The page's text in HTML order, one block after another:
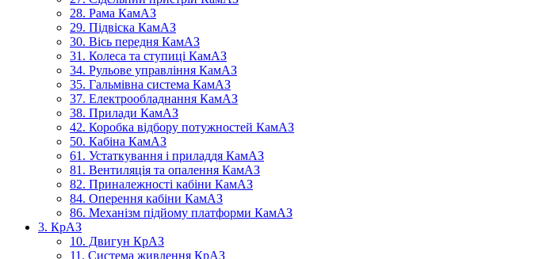
28. Рама КамАЗ
29. Підвіска КамАЗ
30. Вісь передня КамАЗ
31. Колеса та ступиці КамАЗ
34. Рульове управління КамАЗ
35. Гальмівна система КамАЗ
37. Електрообладнання КамАЗ
38. Прилади КамАЗ
42. Коробка відбору потужностей КамАЗ
50. Кабіна КамАЗ
61. Устаткування і приладдя КамАЗ
81. Вентиляція та опалення КамАЗ
82. Приналежності кабіни КамАЗ
84. Оперення кабіни КамАЗ
86. Механізм підйому платформи КамАЗ
3. КрАЗ
10. Двигун КрАЗ
11. Система живлення КрАЗ